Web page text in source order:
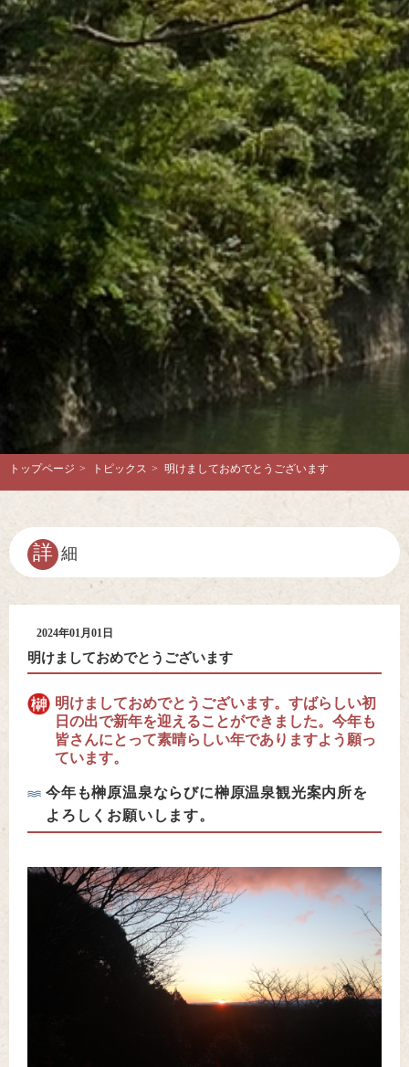
トップページ > トピックス > 明けましておめでとうございます
詳 細
2024年01月01日
明けましておめでとうございます
明けましておめでとうございます。すばらしい初
日の出で新年を迎えることができました。今年も
皆さんにとって素晴らしい年でありますよう願っ
ています。
今年も榊原温泉ならびに榊原温泉観光案内所を
よろしくお願いします。